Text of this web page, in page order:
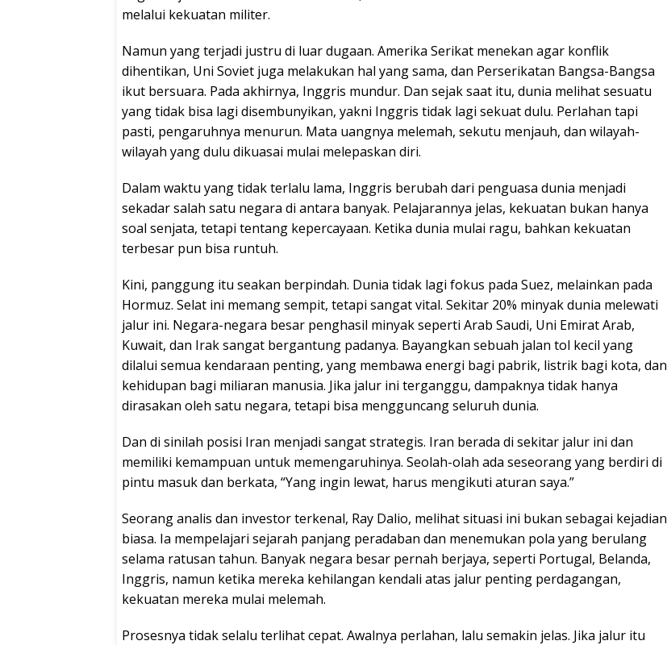
melalui kekuatan militer.
Namun yang terjadi justru di luar dugaan. Amerika Serikat menekan agar konflik
dihentikan, Uni Soviet juga melakukan hal yang sama, dan Perserikatan Bangsa-Bangsa
ikut bersuara. Pada akhirnya, Inggris mundur. Dan sejak saat itu, dunia melihat sesuatu
yang tidak bisa lagi disembunyikan, yakni Inggris tidak lagi sekuat dulu. Perlahan tapi
pasti, pengaruhnya menurun. Mata uangnya melemah, sekutu menjauh, dan wilayah-
wilayah yang dulu dikuasai mulai melepaskan diri.
Dalam waktu yang tidak terlalu lama, Inggris berubah dari penguasa dunia menjadi
sekadar salah satu negara di antara banyak. Pelajarannya jelas, kekuatan bukan hanya
soal senjata, tetapi tentang kepercayaan. Ketika dunia mulai ragu, bahkan kekuatan
terbesar pun bisa runtuh.
Kini, panggung itu seakan berpindah. Dunia tidak lagi fokus pada Suez, melainkan pada
Hormuz. Selat ini memang sempit, tetapi sangat vital. Sekitar 20% minyak dunia melewati
jalur ini. Negara-negara besar penghasil minyak seperti Arab Saudi, Uni Emirat Arab,
Kuwait, dan Irak sangat bergantung padanya. Bayangkan sebuah jalan tol kecil yang
dilalui semua kendaraan penting, yang membawa energi bagi pabrik, listrik bagi kota, dan
kehidupan bagi miliaran manusia. Jika jalur ini terganggu, dampaknya tidak hanya
dirasakan oleh satu negara, tetapi bisa mengguncang seluruh dunia.
Dan di sinilah posisi Iran menjadi sangat strategis. Iran berada di sekitar jalur ini dan
memiliki kemampuan untuk memengaruhinya. Seolah-olah ada seseorang yang berdiri di
pintu masuk dan berkata, “Yang ingin lewat, harus mengikuti aturan saya.”
Seorang analis dan investor terkenal, Ray Dalio, melihat situasi ini bukan sebagai kejadian
biasa. Ia mempelajari sejarah panjang peradaban dan menemukan pola yang berulang
selama ratusan tahun. Banyak negara besar pernah berjaya, seperti Portugal, Belanda,
Inggris, namun ketika mereka kehilangan kendali atas jalur penting perdagangan,
kekuatan mereka mulai melemah.
Prosesnya tidak selalu terlihat cepat. Awalnya perlahan, lalu semakin jelas. Jika jalur itu